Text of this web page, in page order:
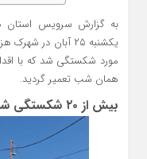
به گزارش سرویس
مورد شکستگی شد که با
همان شب تعمیر گردید.
بیش از ۲۰ شکستگی شبکه آب شهرک هزارانی برطرف شد